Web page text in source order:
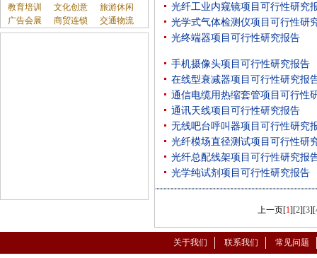
教育培训
文化创意
旅游休闲
广告会展
商贸连锁 交通物流
光纤工业内窥镜项目可行性研究
光学式气体检测仪项目可行性研
光终端器项目可行性研究报告
手机摄像头项目可行性研究报告
在线型衰减器项目可行性研究报
通信电缆用热缩套管项目可行性
通讯天线项目可行性研究报告
无线吧台呼叫器项目可行性研究
光纤模场直径测试项目可行性研
光纤总配线架项目可行性研究报
光学纯试剂项目可行性研究报告
上一页[1][2][3][
关于我们 联系我们 常见问题